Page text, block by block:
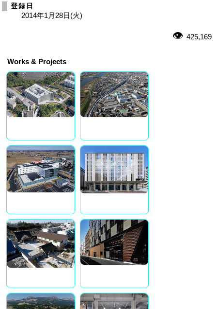
登録日
2014年1月28日(火)
425,169
Works & Projects